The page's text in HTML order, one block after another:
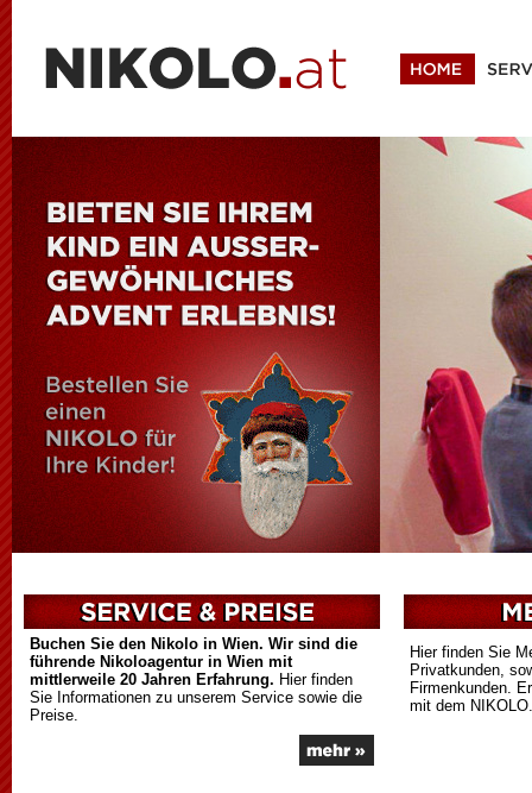
Buchen Sie den Nikolo in Wien. Wir sind die
führende Nikoloagentur in Wien mit
mittlerweile 20 Jahren Erfahrung. Hier finden
Sie Informationen zu unserem Service sowie die
Preise.
Hier finden Sie
Privatkunden,
Firmenkunden.
mit dem